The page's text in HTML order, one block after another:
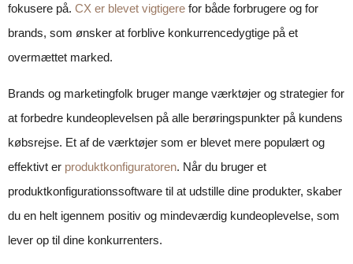
fokusere på. CX er blevet vigtigere for både forbrugere og for
brands, som ønsker at forblive konkurrencedygtige på et
overmættet marked.
Brands og marketingfolk bruger mange værktøjer og strategier for
at forbedre kundeoplevelsen på alle berøringspunkter på kundens
købsrejse. Et af de værktøjer som er blevet mere populært og
effektivt er produktkonfiguratoren. Når du bruger et
produktkonfigurationssoftware til at udstille dine produkter, skaber
du en helt igennem positiv og mindeværdig kundeoplevelse, som
lever op til dine konkurrenters.